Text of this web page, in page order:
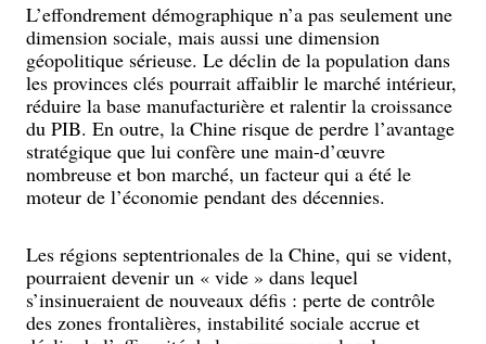
L’effondrement démographique n’a pas seulement une
dimension sociale, mais aussi une dimension
géopolitique sérieuse. Le déclin de la population dans
les provinces clés pourrait affaiblir le marché intérieur,
réduire la base manufacturière et ralentir la croissance
du PIB. En outre, la Chine risque de perdre l’avantage
stratégique que lui confère une main-d’œuvre
nombreuse et bon marché, un facteur qui a été le
moteur de l’économie pendant des décennies.
Les régions septentrionales de la Chine, qui se vident,
pourraient devenir un « vide » dans lequel
s’insinueraient de nouveaux défis : perte de contrôle
des zones frontalières, instabilité sociale accrue et